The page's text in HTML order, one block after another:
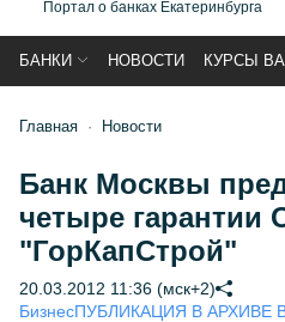
Портал о банках Екатеринбурга
БАНКИ НОВОСТИ КУРСЫ
Главная Новости
Банк Москвы
четыре гарантии
"ГорКапСтрой"
20.03.2012 11:36 (мск+2)
БизнесПУБЛИКАЦИЯ В АРХИВЕ